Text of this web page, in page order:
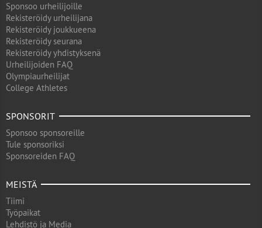
Sponsoo urheilijoille
Rekisteröidy urheilijana
Rekisteröidy joukkueena
Rekisteröidy seurana
Rekisteröidy yhdistyksenä
Urheilijoiden FAQ
Olympiaurheilijat
College Athletes
SPONSORIT
Sponsoo sponsoreille
Tule sponsoriksi
Sponsoreiden FAQ
MEISTÄ
Tiimi
Työpaikat
Lehdistö ja Media